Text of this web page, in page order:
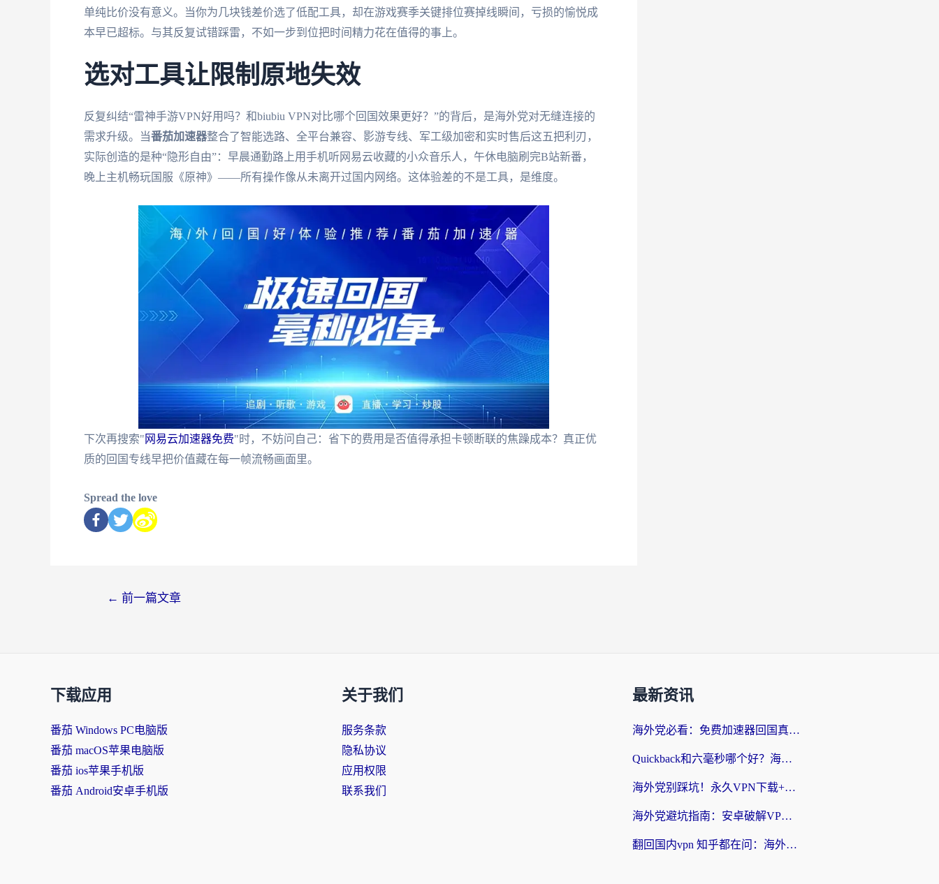
单纯比价没有意义。当你为几块钱差价选了低配工具，却在游戏赛季关键排位赛掉线瞬间，亏损的愉悦成
本早已超标。与其反复试错踩雷，不如一步到位把时间精力花在值得的事上。
选对工具让限制原地失效
反复纠结“雷神手游VPN好用吗？和biubiu VPN对比哪个回国效果更好？”的背后，是海外党对无缝连接的
需求升级。当番茄加速器整合了智能选路、全平台兼容、影游专线、军工级加密和实时售后这五把利刃，
实际创造的是种“隐形自由”：早晨通勤路上用手机听网易云收藏的小众音乐人，午休电脑刷完B站新番，
晚上主机畅玩国服《原神》——所有操作像从未离开过国内网络。这体验差的不是工具，是维度。
下次再搜索" 网易云加速器免费"时，不妨问自己：省下的费用是否值得承担卡顿断联的焦躁成本？真正优
质的回国专线早把价值藏在每一帧流畅画面里。
Spread the love
← 前一篇文章
下载应用
番茄 Windows PC电脑版
番茄 macOS苹果电脑版
番茄 ios苹果手机版
番茄 Android安卓手机版
关于我们
服务条款
隐私协议
应用权限
联系我们
最新资讯
海外党必看：免费加速器回国真的靠谱吗？3步教你选到好用的归雁替代
Quickback和六毫秒哪个好？海外党亲测：选对回国加速器，无缝刷剧办公不再愁
海外党别踩坑！永久VPN下载+回国加速器选择指南，无缝刷国内剧游戏支付
海外党避坑指南：安卓破解VPN真的靠谱吗？教你选对回国加速器无缝刷国内资源
翻回国内vpn 知乎都在问：海外党如何选对加速器，无缝刷剧打游戏？